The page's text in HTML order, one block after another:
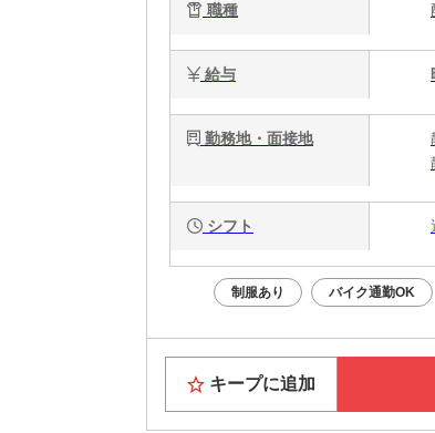
職種
給与
勤務地・面接地
シフト
制服あり バイク通勤OK
キープに追加